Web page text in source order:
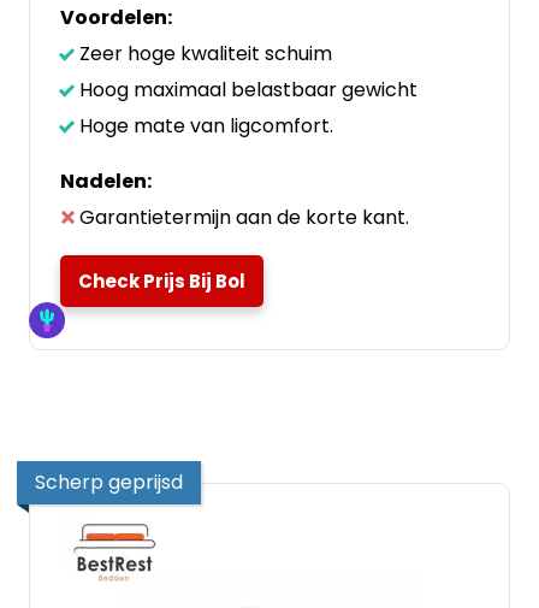
Voordelen:
Zeer hoge kwaliteit schuim
Hoog maximaal belastbaar gewicht
Hoge mate van ligcomfort.
Nadelen:
Garantietermijn aan de korte kant.
Check Prijs Bij Bol
Scherp geprijsd